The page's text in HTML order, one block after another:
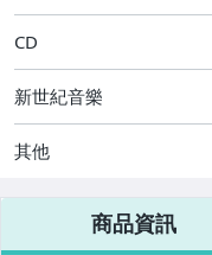
CD
新世紀音樂
其他
商品資訊